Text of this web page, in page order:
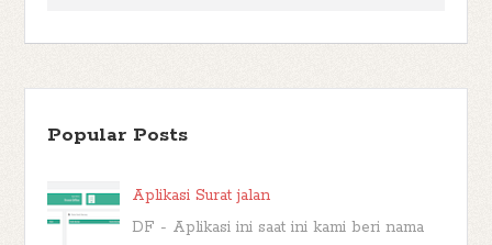
Popular Posts
Aplikasi Surat jalan
DF - Aplikasi ini saat ini kami beri nama